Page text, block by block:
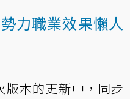
力職業效果懶人
本的更新中，同步